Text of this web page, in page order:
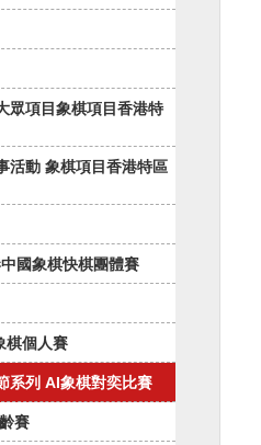
眾項目象棋項目香港特
活動 象棋項目香港特區
國象棋快棋團體賽
棋個人賽
系列 AI象棋對奕比賽
賽